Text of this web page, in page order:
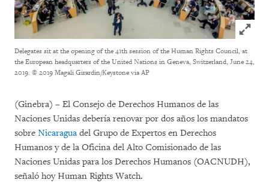
Click to
Delegates sit at the opening of the 41th session of the Human Rights Council, at
the European headquarters of the United Nations in Geneva, Switzerland, June 24,
2019. © 2019 Magali Girardin/Keystone via AP
(Ginebra) – El Consejo de Derechos Humanos de las
Naciones Unidas debería renovar por dos años los mandatos
sobre Nicaragua del Grupo de Expertos en Derechos
Humanos y de la Oficina del Alto Comisionado de las
Naciones Unidas para los Derechos Humanos (OACNUDH),
señaló hoy Human Rights Watch.